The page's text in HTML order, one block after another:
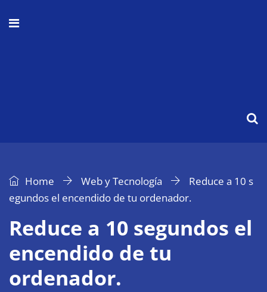
Home Web y Tecnología
Reduce a 10 s
egundos el encendido de tu ordenador.
Reduce a 10 segundos el
encendido de tu
ordenador.